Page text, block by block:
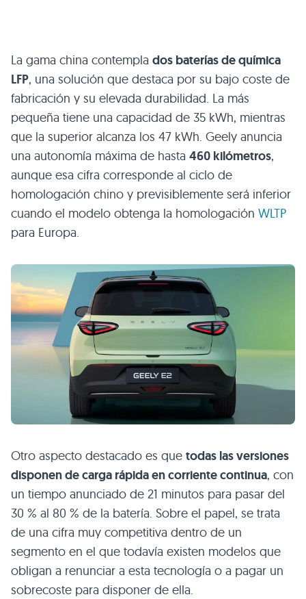
La gama china contempla dos baterías de química
LFP, una solución que destaca por su bajo coste de
fabricación y su elevada durabilidad. La más
pequeña tiene una capacidad de 35 kWh, mientras
que la superior alcanza los 47 kWh. Geely anuncia
una autonomía máxima de hasta 460 kilómetros,
aunque esa cifra corresponde al ciclo de
homologación chino y previsiblemente será inferior
cuando el modelo obtenga la homologación WLTP
para Europa.
Otro aspecto destacado es que todas las versiones
disponen de carga rápida en corriente continua, con
un tiempo anunciado de 21 minutos para pasar del
30 % al 80 % de la batería. Sobre el papel, se trata
de una cifra muy competitiva dentro de un
segmento en el que todavía existen modelos que
obligan a renunciar a esta tecnología o a pagar un
sobrecoste para disponer de ella.